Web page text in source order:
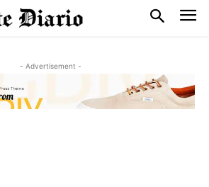
- Advertisement -